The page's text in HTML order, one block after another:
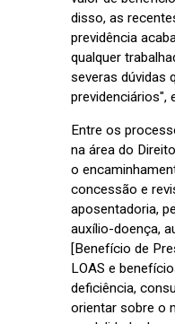
disso, as
previdência
qualquer
severas dúvidas
previdenciários",
Entre os
na área do
o
concessão e
aposentadoria,
auxílio-doença,
[Benefício de
LOAS e
deficiência,
orientar sobre o